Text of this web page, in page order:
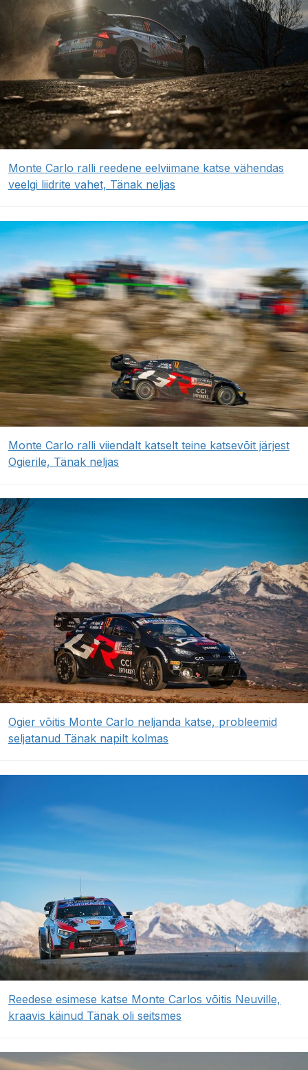
Monte Carlo ralli reedene eelviimane katse vähendas
veelgi liidrite vahet, Tänak neljas
Monte Carlo ralli viiendalt katselt teine katsevõit järjest
Ogierile, Tänak neljas
Ogier võitis Monte Carlo neljanda katse, probleemid
seljatanud Tänak napilt kolmas
Reedese esimese katse Monte Carlos võitis Neuville,
kraavis käinud Tänak oli seitsmes